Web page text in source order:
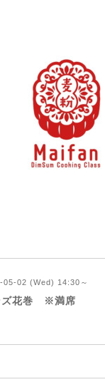
05-02 (Wed) 14:30～
ズ花巻 ※満席